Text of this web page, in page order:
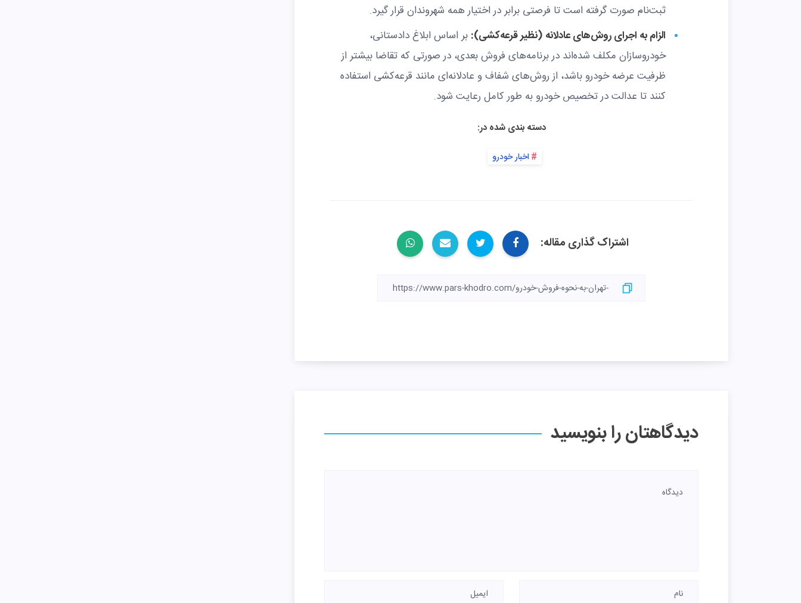
ثبت‌نام صورت گرفته است تا فرصتی برابر در اختیار همه شهروندان قرار گیرد.
الزام به اجرای روش‌های عادلانه (نظیر قرعه‌کشی): بر اساس ابلاغ دادستانی،
خودروسازان مکلف شده‌اند در برنامه‌های فروش بعدی، در صورتی که تقاضا بیشتر از
ظرفیت عرضه خودرو باشد، از روش‌های شفاف و عادلانه‌ای مانند قرعه‌کشی استفاده
کنند تا عدالت در تخصیص خودرو به طور کامل رعایت شود.
دسته بندی شده در:
اخبار خودرو
اشتراک گذاری مقاله:
دیدگاهتان را بنویسید